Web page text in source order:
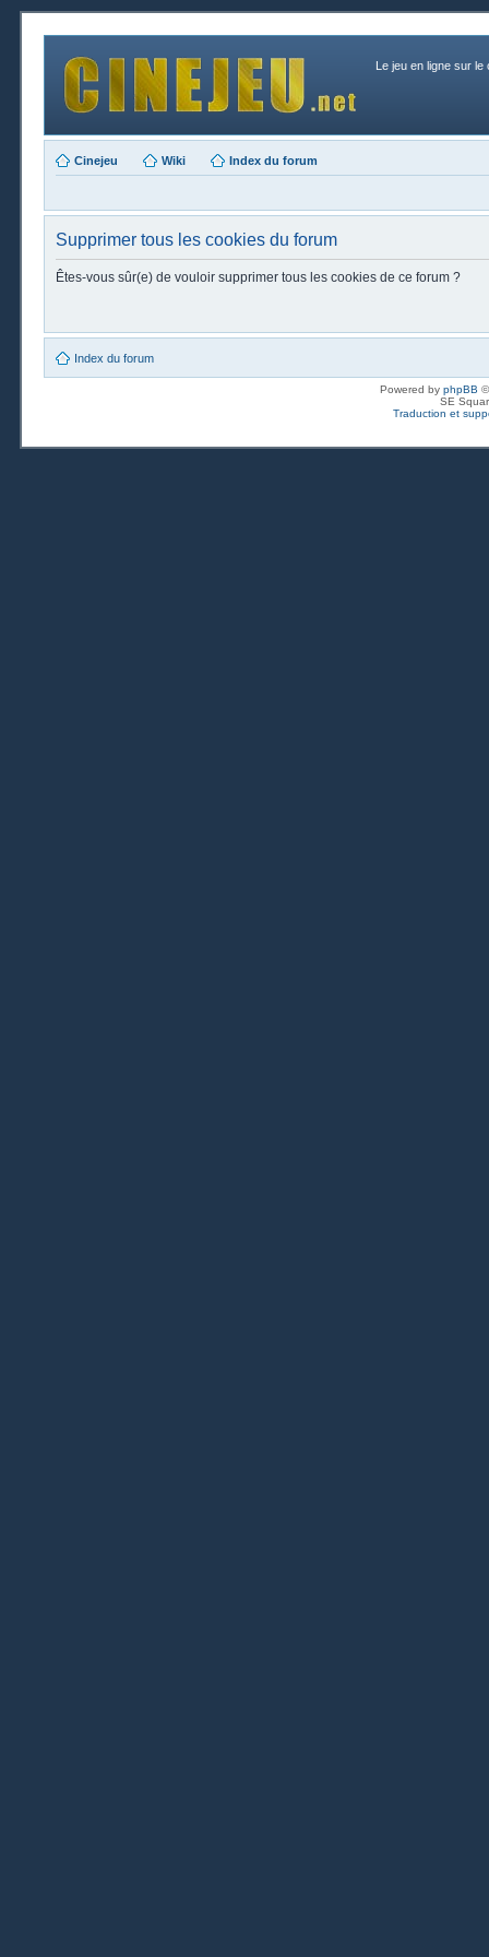
Le jeu en ligne sur le
Cinejeu Wiki Index du forum
Supprimer tous les cookies du forum
Êtes-vous sûr(e) de vouloir supprimer tous les cookies de ce forum ?
Index du forum
Powered by phpBB
SE
Traduction et